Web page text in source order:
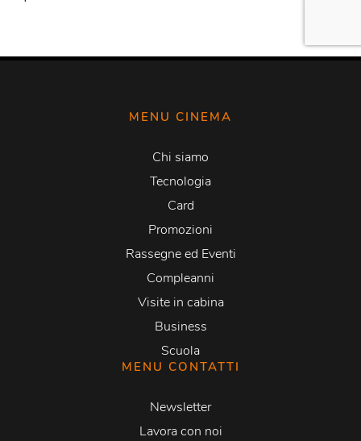
MENU CINEMA
Chi siamo
Tecnologia
Card
Promozioni
Rassegne ed Eventi
Compleanni
Visite in cabina
Business
Scuola
MENU CONTATTI
Newsletter
Lavora con noi